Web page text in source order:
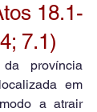
18.1-
7.1)
província
em
a atrair